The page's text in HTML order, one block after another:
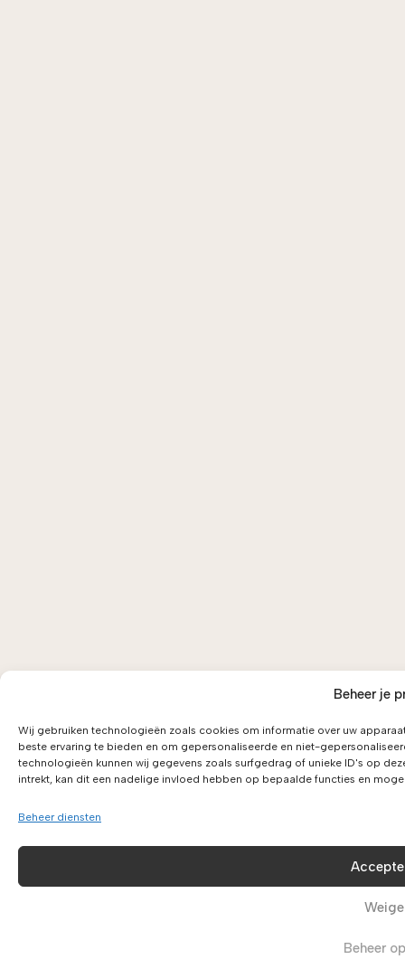
Beheer je
Wij gebruiken technologieën zoals cookies om informatie over uw
beste ervaring te bieden en om gepersonaliseerde en niet-
technologieën kunnen wij gegevens zoals surfgedrag of unieke ID's op
intrekt, kan dit een nadelige invloed hebben op bepaalde functies en
Beheer diensten
Beheer